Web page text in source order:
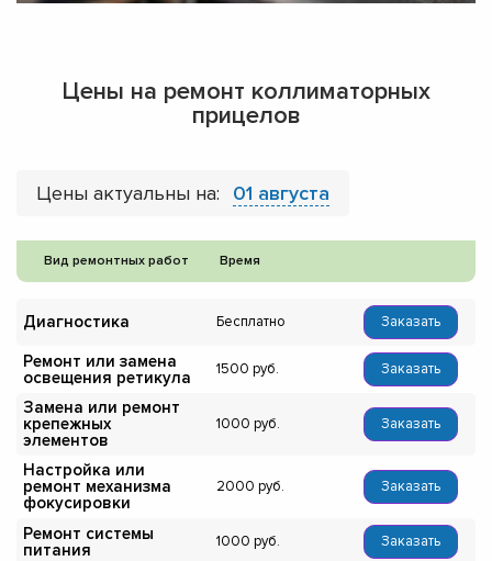
Цены на ремонт коллиматорных
прицелов
Цены актуальны на: 01 августа
Вид ремонтных работ Время
Диагностика Бесплатно Заказать
Ремонт или замена
освещения ретикула
1500 Заказать
Замена или ремонт
крепежных
элементов
1000 Заказать
Настройка или
ремонт механизма
фокусировки
2000 Заказать
Ремонт системы
питания
1000 Заказать